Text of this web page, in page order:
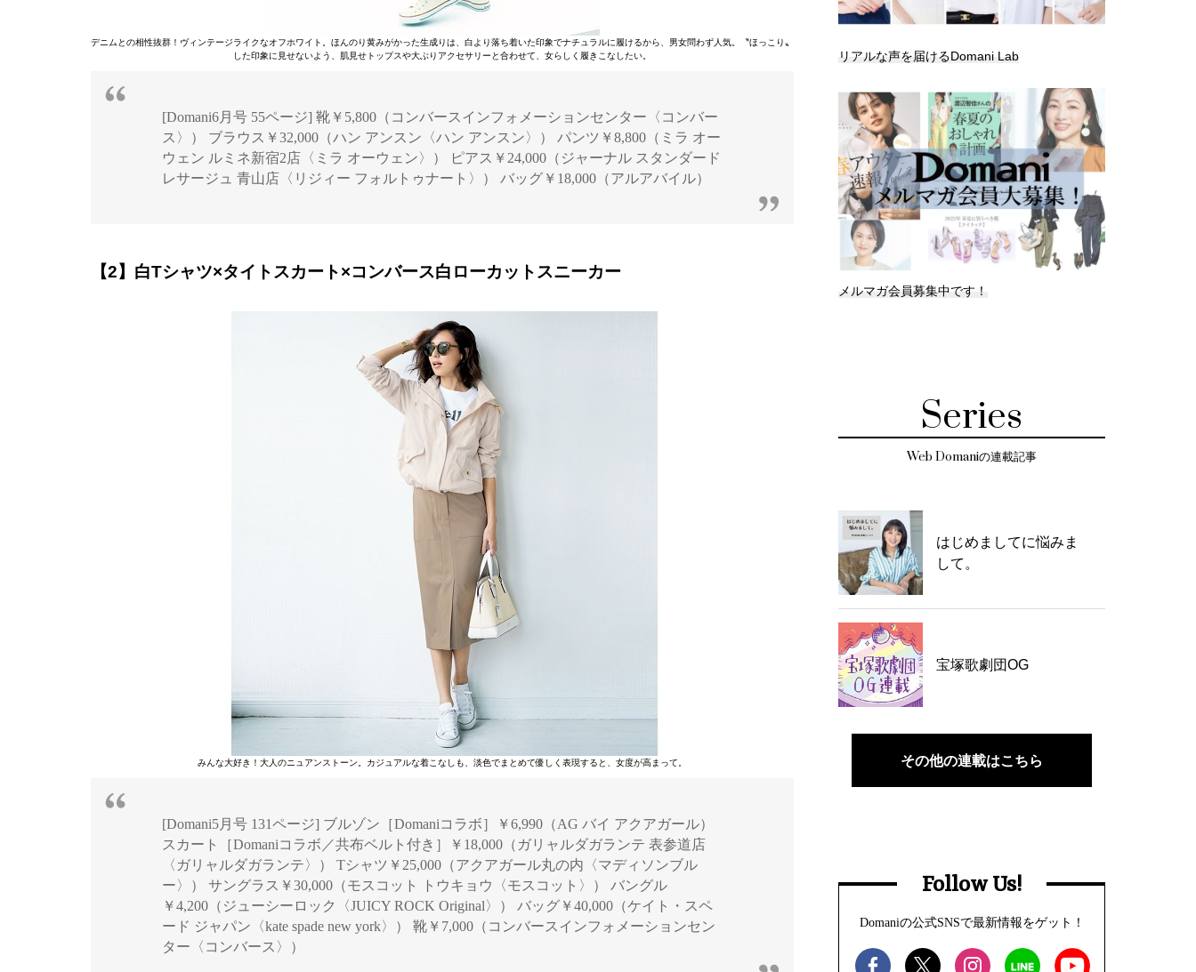
デニムとの相性抜群！ヴィンテージライクなオフホワイト。ほんのり黄みがかった生成りは、白より落ち着いた印象でナチュラルに履けるから、男女問わず人気。〝ほっこり〟
した印象に見せないよう、肌見せトップスや大ぶりアクセサリーと合わせて、女らしく履きこなしたい。
[Domani6月号 55ページ] 靴￥5,800（コンバースインフォメーションセンター〈コンバー
ス〉） ブラウス￥32,000（ハン アンスン〈ハン アンスン〉） パンツ￥8,800（ミラ オー
ウェン ルミネ新宿2店〈ミラ オーウェン〉） ピアス￥24,000（ジャーナル スタンダード
レサージュ 青山店〈リジィー フォルトゥナート〉） バッグ￥18,000（アルアバイル）
【2】白Tシャツ×タイトスカート×コンバース白ローカットスニーカー
みんな大好き！大人のニュアンストーン。カジュアルな着こなしも、淡色でまとめて優しく表現すると、女度が高まって。
[Domani5月号 131ページ] ブルゾン［Domaniコラボ］￥6,990（AG バイ アクアガール）
スカート［Domaniコラボ／共布ベルト付き］￥18,000（ガリャルダガランテ 表参道店
〈ガリャルダガランテ〉） Tシャツ￥25,000（アクアガール丸の内〈マディソンブル
ー〉） サングラス￥30,000（モスコット トウキョウ〈モスコット〉） バングル
￥4,200（ジューシーロック〈JUICY ROCK Original〉） バッグ￥40,000（ケイト・スペ
ード ジャパン〈kate spade new york〉） 靴￥7,000（コンバースインフォメーションセン
ター〈コンバース〉）
リアルな声を届けるDomani Lab
メルマガ会員募集中です！
Series
Web Domaniの連載記事
はじめましてに悩みま
して。
宝塚歌劇団OG
その他の連載はこちら
Follow Us!
Domaniの公式SNSで最新情報をゲット！